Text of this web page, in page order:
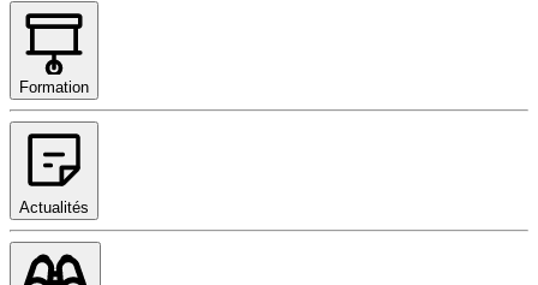
Formation
Actualités